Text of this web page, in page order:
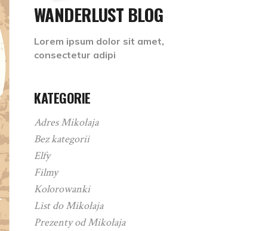
WANDERLUST BLOG
Lorem ipsum dolor sit amet,
consectetur adipi
KATEGORIE
Adres Mikołaja
Bez kategorii
Elfy
Filmy
Kolorowanki
List do Mikołaja
Prezenty od Mikołaja